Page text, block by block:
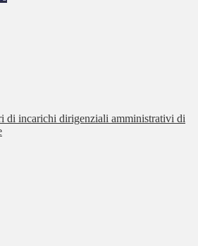
di incarichi dirigenziali amministrativi di